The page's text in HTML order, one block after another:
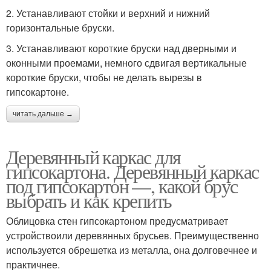
2. Устанавливают стойки и верхний и нижний
горизонтальные бруски.
3. Устанавливают короткие бруски над дверными и
оконными проемами, немного сдвигая вертикальные
короткие бруски, чтобы не делать вырезы в
гипсокартоне.
читать дальше →
Деревянный каркас для
гипсокартона. Деревянный каркас
под гипсокартон —, какой брус
выбрать и как крепить
Облицовка стен гипсокартоном предусматривает
устройствоили деревянных брусьев. Преимущественно
используется обрешетка из металла, она долговечнее и
практичнее.